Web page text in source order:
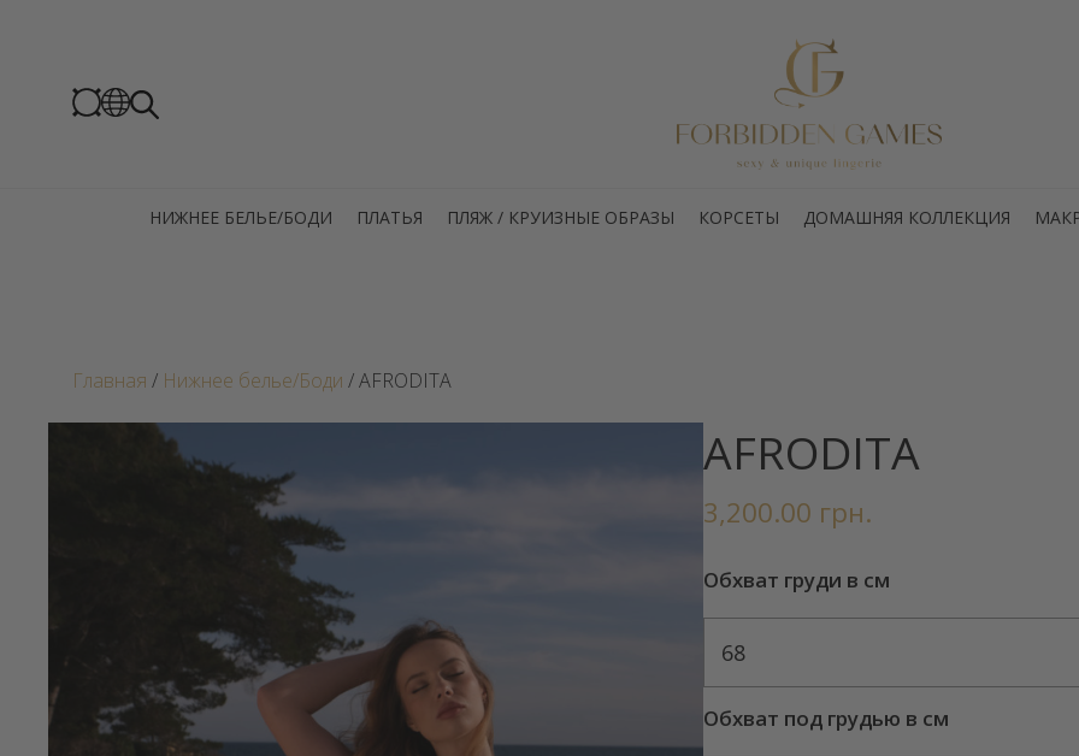
НИЖНЕЕ БЕЛЬЕ/БОДИ ПЛАТЬЯ ПЛЯЖ / КРУИЗНЫЕ ОБРАЗЫ КОРСЕТЫ ДОМАШНЯЯ КОЛЛЕКЦИЯ
Главная / Нижнее белье/Боди / AFRODITA
AFRODITA
3,200.00 грн.
Обхват груди в см
68
Обхват под грудью в см